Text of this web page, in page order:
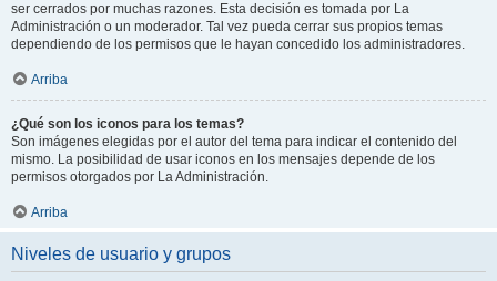
ser cerrados por muchas razones. Esta decisión es tomada por La
Administración o un moderador. Tal vez pueda cerrar sus propios temas
dependiendo de los permisos que le hayan concedido los administradores.
Arriba
¿Qué son los iconos para los temas?
Son imágenes elegidas por el autor del tema para indicar el contenido del
mismo. La posibilidad de usar iconos en los mensajes depende de los
permisos otorgados por La Administración.
Arriba
Niveles de usuario y grupos